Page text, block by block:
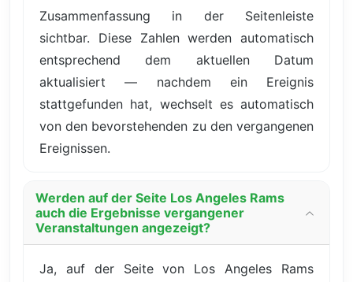
Zusammenfassung in der Seitenleiste
sichtbar. Diese Zahlen werden automatisch
entsprechend dem aktuellen Datum
aktualisiert — nachdem ein Ereignis
stattgefunden hat, wechselt es automatisch
von den bevorstehenden zu den vergangenen
Ereignissen.
Werden auf der Seite Los Angeles Rams
auch die Ergebnisse vergangener
Veranstaltungen angezeigt?
Ja, auf der Seite von Los Angeles Rams